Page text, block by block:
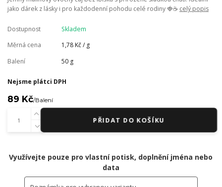
jako dárek z lásky i pro každodenní pohodu celé rodiny 🍓☕ celý popis
Dostupnost
Skladem
Měrná cena
1,78 Kč / g
Balení
50 g
Nejsme plátci DPH
89 Kč/Balení
PŘIDAT DO KOŠÍKU
Využívejte pouze pro vlastní potisk, doplnění jména nebo
data